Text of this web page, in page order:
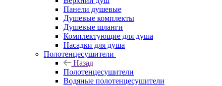
Панели душевые
Душевые комплекты
Душевые шланги
Комплектующие для душа
Насадки для душа
Полотенцесушители
Назад
Полотенцесушители
Водяные полотенцесушители